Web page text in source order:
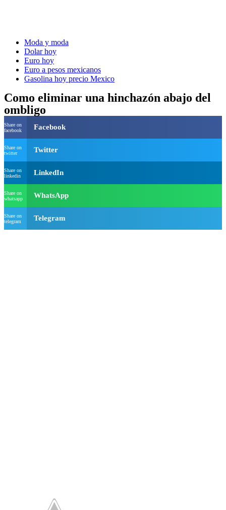
Moda y moda
Dolar hoy
Euro hoy
Euro a pesos mexicanos
Gasolina hoy precio Mexico
Como eliminar una hinchazón abajo del
ombligo
Share on
facebook
Facebook
Share on
twitter
Twitter
Share on
linkedin
LinkedIn
Share on
whatsapp
WhatsApp
Share on
telegram
Telegram